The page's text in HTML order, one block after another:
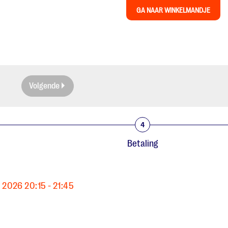
GA NAAR WINKELMANDJE
Volgende
4
Betaling
2026 20:15 - 21:45